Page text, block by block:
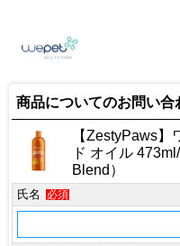
商品についてのお問い合
【ZestyPaws
ド オイル
Blend）
氏名 必須